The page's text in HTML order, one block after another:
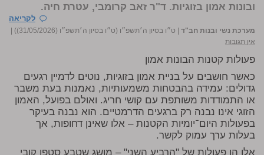
ובונות אמון בזוגיות. ד"ר זאב קרומבי, עטרת חיה.
לקריאה
מערכת נשי ובנות חב"ד ט״ו בסיון ה׳תשפ״ו (ט״ו בסיון ה׳תשפ״ו (31/05/2026))
אין תגובות
פעולות קטנות הבונות אמון
כאשר חושבים על בניית אמון בזוגיות, נוטים לדמיין רגעים
גדולים: עמידה בהבטחות משמעותיות, נאמנות בעת משבר
או התמודדות משותפת עם קושי חריג. ואולם בפועל, האמון
הזוגי אינו נבנה רק ברגעים הדרמטיים. הוא נבנה בעיקר
בפעולות היום־יומיות הקטנות – אלו שאינן דחופות, אך
בעלות ערך עמוק לקשר.
אלו הן פעולות של "הרביע השני" – מושג שטבע סטפן קובי